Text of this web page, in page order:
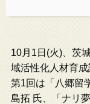
10月1日(火)、茨
域活性化人材育成
第1回は「八郷留
島拓 氏、「ナリ